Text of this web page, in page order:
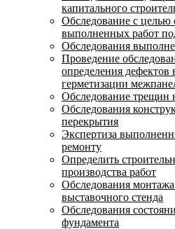
капитального
Обследование с целью
выполненных работ
Обследования
Проведение
определения дефектов
герметизации
Обследование трещин
Обследования
перекрытия
Экспертиза
ремонту
Определить
производства работ
Обследования
выставочного стенда
Обследования
фундамента